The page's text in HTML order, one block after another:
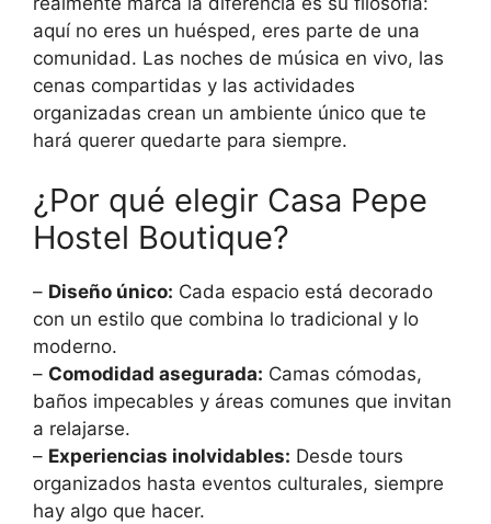
aquí no eres un huésped, eres parte de una
comunidad. Las noches de música en vivo, las
cenas compartidas y las actividades
organizadas crean un ambiente único que te
hará querer quedarte para siempre.
¿Por qué elegir Casa Pepe
Hostel Boutique?
– Diseño único: Cada espacio está decorado
con un estilo que combina lo tradicional y lo
moderno.
– Comodidad asegurada: Camas cómodas,
baños impecables y áreas comunes que invitan
a relajarse.
– Experiencias inolvidables: Desde tours
organizados hasta eventos culturales, siempre
hay algo que hacer.